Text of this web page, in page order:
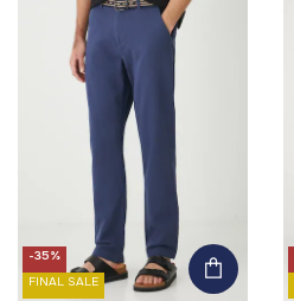
-35%
FINAL SALE